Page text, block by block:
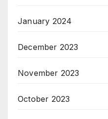
January 2024
December 2023
November 2023
October 2023